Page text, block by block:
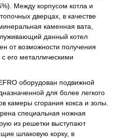
Между корпусом котла и
дверцах, в качестве
каменная вата,
данный котел
от возможности получения
его металлическими
оборудован подвижной
для более легкого
камеры сгорания кокса и золы.
специальная ножная
из решетки выступают
шлаковую корку, в